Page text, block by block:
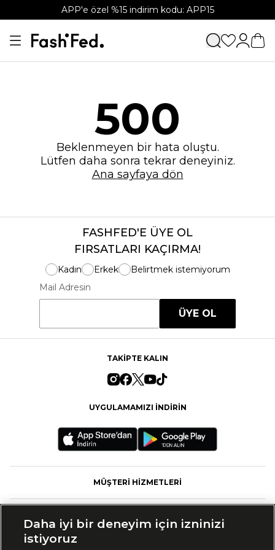
APP'e özel %15 indirim kodu: APP15
500
Beklenmeyen bir hata oluştu.
Lütfen daha sonra tekrar deneyiniz.
Ana sayfaya dön
FASHFED'E ÜYE OL
FIRSATLARI KAÇIRMA!
Kadın Erkek
Belirtmek istemiyorum
Mail Adresin
ÜYE OL
TAKİPTE KALIN
UYGULAMAMIZI İNDİRİN
MÜŞTERİ HİZMETLERİ
Daha iyi bir deneyim için izninizi
istiyoruz